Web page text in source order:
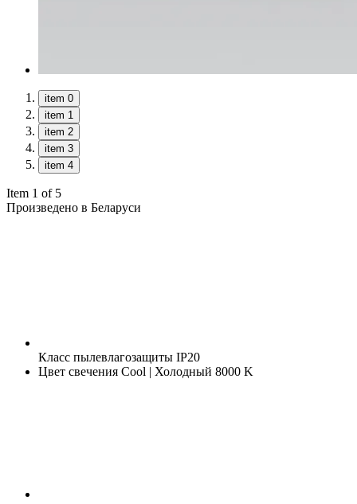
item 0
item 1
item 2
item 3
item 4
Item 1 of 5
Произведено в Беларуси
Класс пылевлагозащиты IP20
Цвет свечения Cool | Холодный 8000 K